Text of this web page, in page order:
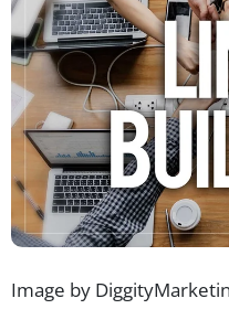
Image by